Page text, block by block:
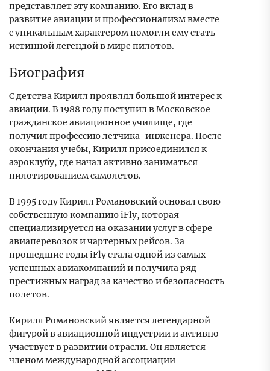
представляет эту компанию. Его вклад в
развитие авиации и профессионализм вместе
с уникальным характером помогли ему стать
истинной легендой в мире пилотов.
Биография
С детства Кирилл проявлял большой интерес к
авиации. В 1988 году поступил в Московское
гражданское авиационное училище, где
получил профессию летчика-инженера. После
окончания учебы, Кирилл присоединился к
аэроклубу, где начал активно заниматься
пилотированием самолетов.
В 1995 году Кирилл Романовский основал свою
собственную компанию iFly, которая
специализируется на оказании услуг в сфере
авиаперевозок и чартерных рейсов. За
прошедшие годы iFly стала одной из самых
успешных авиакомпаний и получила ряд
престижных наград за качество и безопасность
полетов.
Кирилл Романовский является легендарной
фигурой в авиационной индустрии и активно
участвует в развитии отрасли. Он является
членом международной ассоциации